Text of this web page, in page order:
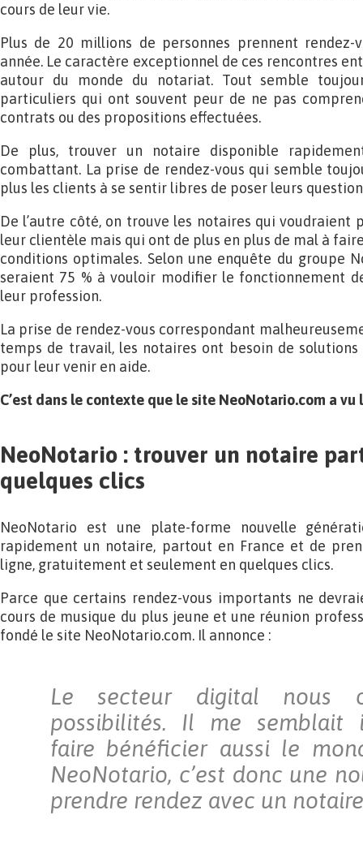
cours de leur vie.
Plus de 20 millions de personnes prennent
année. Le caractère exceptionnel de ces rencontres
autour du monde du notariat. Tout semble
particuliers qui ont souvent peur de ne pas
contrats ou des propositions effectuées.
De plus, trouver un notaire disponible
combattant. La prise de rendez-vous qui semble
plus les clients à se sentir libres de poser leurs
De l’autre côté, on trouve les notaires qui voudraient
leur clientèle mais qui ont de plus en plus de mal à
conditions optimales. Selon une enquête du groupe
seraient 75 % à vouloir modifier le fonctionnement
leur profession.
La prise de rendez-vous correspondant
temps de travail, les notaires ont besoin de
pour leur venir en aide.
C’est dans le contexte que le site NeoNotario.com a vu
NeoNotario : trouver un notaire
quelques clics
NeoNotario est une plate-forme nouvelle
rapidement un notaire, partout en France et de
ligne, gratuitement et seulement en quelques clics.
Parce que certains rendez-vous importants ne
cours de musique du plus jeune et une réunion
fondé le site NeoNotario.com. Il annonce :
Le secteur digital nous
possibilités. Il me semblait
faire bénéficier aussi le
NeoNotario, c’est donc une
prendre rendez avec un